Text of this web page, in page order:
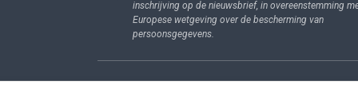
inschrijving op de nieuwsbrief, in overeenstemming
Europese wetgeving over de bescherming van
persoonsgegevens.
Footer